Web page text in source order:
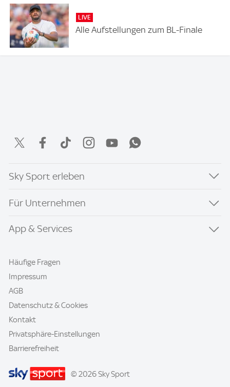
LIVE
Alle Aufstellungen zum BL-Finale
Sky Sport erleben
Für Unternehmen
App & Services
Häufige Fragen
Impressum
AGB
Datenschutz & Cookies
Kontakt
Privatsphäre-Einstellungen
Barrierefreiheit
© 2026 Sky Sport